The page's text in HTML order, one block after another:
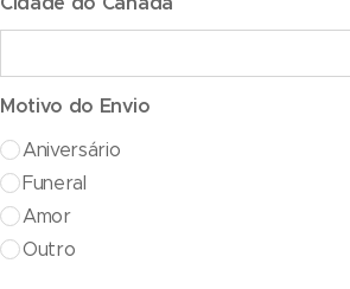
Motivo do Envio
Aniversário
Funeral
Amor
Outro